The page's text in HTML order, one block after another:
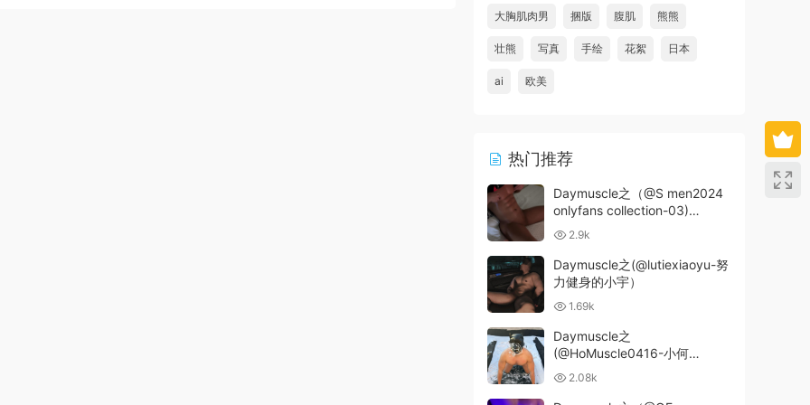
大胸肌肉男 捆版 腹肌 熊熊
壮熊 写真 手绘 花絮 日本
ai 欧美
热门推荐
Daymuscle之（@S men2024
onlyfans collection-03)
（6.68GB）
2.9k
Daymuscle之(@lutiexiaoyu-努
力健身的小宇）
1.69k
Daymuscle之
(@HoMuscle0416-小何
MuscleTool）
2.08k